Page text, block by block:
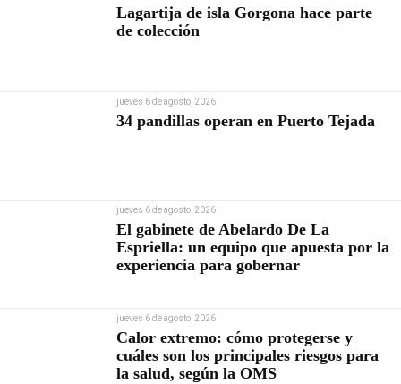
Lagartija de isla Gorgona hace parte
de colección
jueves 6 de agosto, 2026
34 pandillas operan en Puerto Tejada
jueves 6 de agosto, 2026
El gabinete de Abelardo De La
Espriella: un equipo que apuesta por la
experiencia para gobernar
jueves 6 de agosto, 2026
Calor extremo: cómo protegerse y
cuáles son los principales riesgos para
la salud, según la OMS